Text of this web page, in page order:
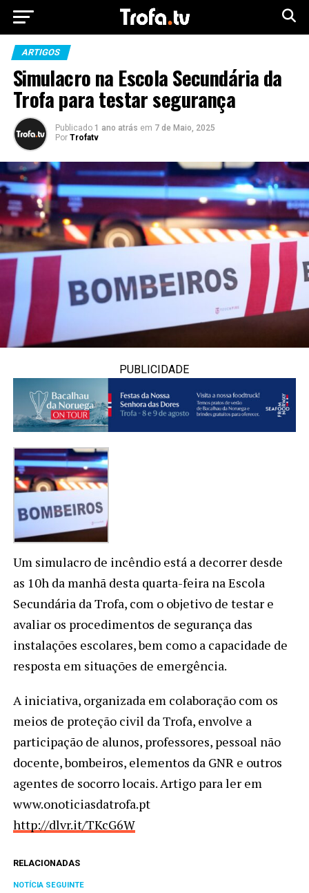
ARTIGOS
Simulacro na Escola Secundária da
Trofa para testar segurança
Publicado 1 ano atrás em 7 de Maio, 2025
Por Trofatv
PUBLICIDADE
Um simulacro de incêndio está a decorrer desde
as 10h da manhã desta quarta-feira na Escola
Secundária da Trofa, com o objetivo de testar e
avaliar os procedimentos de segurança das
instalações escolares, bem como a capacidade de
resposta em situações de emergência.
A iniciativa, organizada em colaboração com os
meios de proteção civil da Trofa, envolve a
participação de alunos, professores, pessoal não
docente, bombeiros, elementos da GNR e outros
agentes de socorro locais. Artigo para ler em
www.onoticiasdatrofa.pt
http://dlvr.it/TKcG6W
RELACIONADAS
NOTÍCIA SEGUINTE